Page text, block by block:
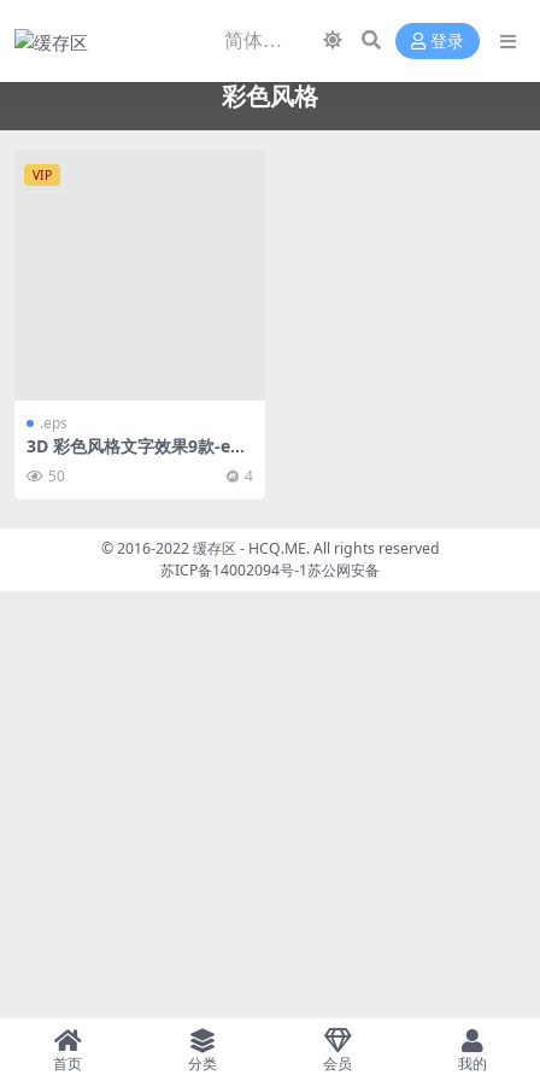
登录
彩色风格
VIP
.eps
3D 彩色风格文字效果9款-ep
s/ai-Text Effect
50 4
© 2016-2022 缓存区 - HCQ.ME. All rights reserved
苏ICP备14002094号-1苏公网安备
首页 分类 会员 我的